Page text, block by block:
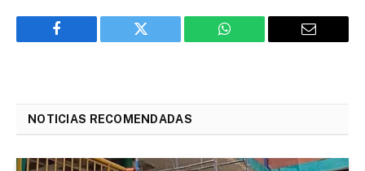
Facebook Twitter WhatsApp Email
NOTICIAS RECOMENDADAS